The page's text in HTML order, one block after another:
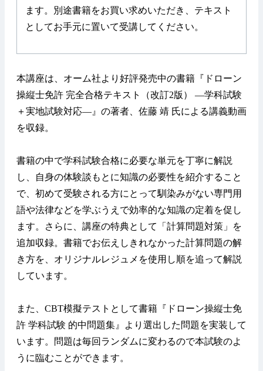
ます。別途書籍をお買い求めいただき、テキスト
としてお手元に置いて受講してください。
本講座は、オーム社より好評発売中の書籍『ドローン
操縦士免許 完全合格テキスト（改訂2版） —学科試験
＋実地試験対応—』の著者、佐藤 靖 氏による講義動画
を収録。
書籍の中で学科試験合格に必要な単元を丁寧に解説
し、自身の体験談もとに知識の必要性を紹介すること
で、初めて受験される方にとって馴染みがない専門用
語や法律などを学ぶうえで効率的な知識の定着を促し
ます。さらに、講座の特典として「計算問題対策」を
追加収録。書籍でお伝えしきれなかった計算問題の解
き方を、オリジナルレジュメを使用し順を追って解説
しています。
また、CBT模擬テストとして書籍『ドローン操縦士免
許 学科試験 的中問題集』より選出した問題を実装して
います。問題は毎回ランダムに変わるので本試験のよ
うに臨むことができます。